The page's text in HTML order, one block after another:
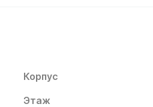
Корпус
Этаж